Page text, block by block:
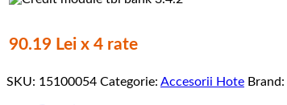
pentru
hote
VL3i,
90.19 Lei x 4 rate
SKU: 15100054 Categorie: Accesorii Hote Brand: